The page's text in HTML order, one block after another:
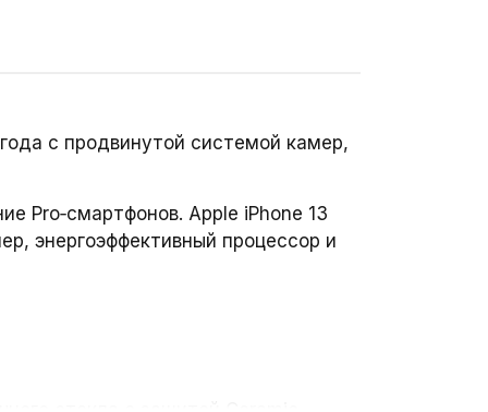
с продвинутой системой камер,
Pro‑смартфонов. Apple iPhone 13
энергоэффективный процессор и